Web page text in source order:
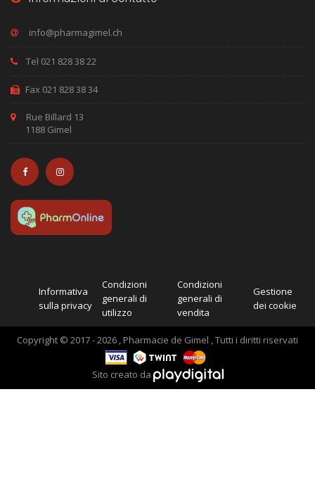
Tel 021 828 38 22
Fax 021 828 38 34
Rue Billard 13
1188 Gimel
Informativa
sulla privacy
Condizioni
generali di
utilizzo
Condizioni
generali di
vendita
Gestione
dei cookie
Copyright © 2017 - 2026 , Pharmacie de Gimel , Tutti i diritti riservati
Sito creato da